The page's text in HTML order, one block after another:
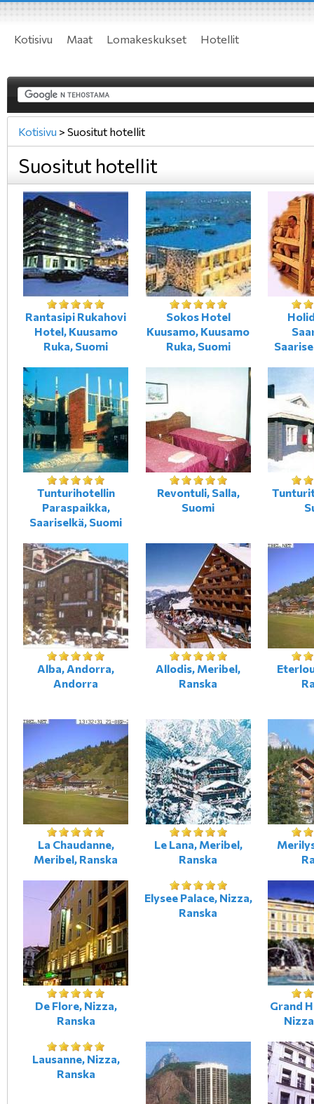
Kotisivu Maat Lomakeskukset Hotellit
Kotisivu > Suositut hotellit
Suositut hotellit
Rantasipi Rukahovi
Hotel, Kuusamo
Ruka, Suomi
Sokos Hotel
Kuusamo, Kuusamo
Ruka, Suomi
Tunturihotellin
Paraspaikka,
Saariselkä, Suomi
Revontuli, Salla,
Suomi
Alba, Andorra,
Andorra
Allodis, Meribel,
Ranska
La Chaudanne,
Meribel, Ranska
Le Lana, Meribel,
Ranska
De Flore, Nizza,
Ranska
Elysee Palace, Nizza,
Ranska
Grand
Lausanne, Nizza,
Ranska